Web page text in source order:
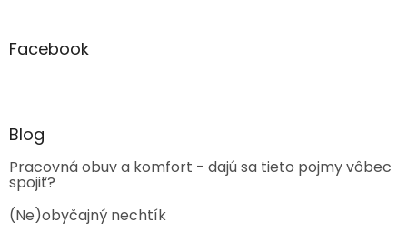
Facebook
Blog
Pracovná obuv a komfort - dajú sa tieto pojmy vôbec
spojiť?
(Ne)obyčajný nechtík